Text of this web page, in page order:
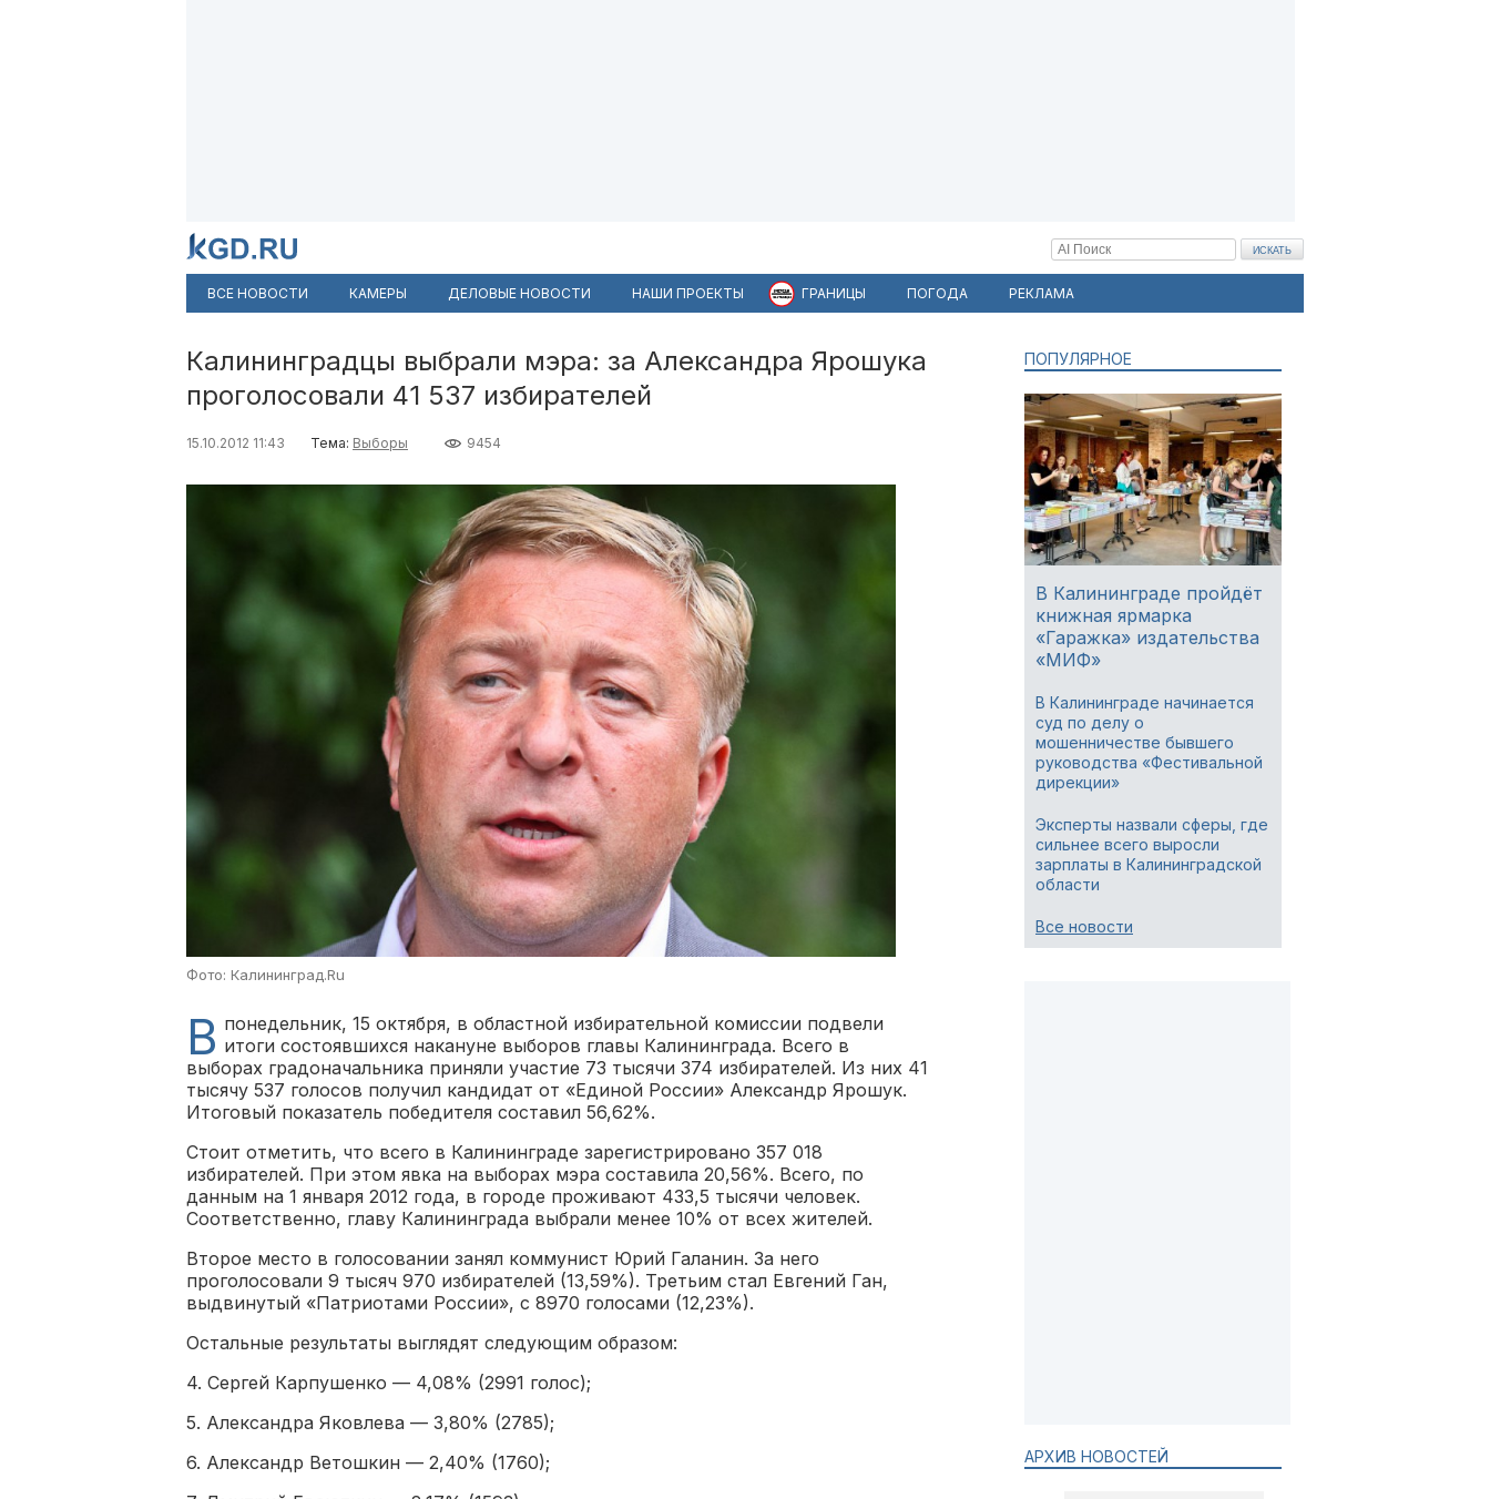
ВСЕ НОВОСТИ КАМЕРЫ ДЕЛОВЫЕ НОВОСТИ НАШИ ПРОЕКТЫ ГРАНИЦЫ ПОГОДА РЕКЛАМА
Калининградцы выбрали мэра: за Александра Ярошука
проголосовали 41 537 избирателей
15.10.2012 11:43 Тема: Выборы 9454
Фото: Калининград.Ru
В понедельник, 15 октября, в областной избирательной комиссии подвели
итоги состоявшихся накануне выборов главы Калининграда. Всего в
выборах градоначальника приняли участие 73 тысячи 374 избирателей. Из них 41
тысячу 537 голосов получил кандидат от «Единой России» Александр Ярошук.
Итоговый показатель победителя составил 56,62%.
Стоит отметить, что всего в Калининграде зарегистрировано 357 018
избирателей. При этом явка на выборах мэра составила 20,56%. Всего, по
данным на 1 января 2012 года, в городе проживают 433,5 тысячи человек.
Соответственно, главу Калининграда выбрали менее 10% от всех жителей.
Второе место в голосовании занял коммунист Юрий Галанин. За него
проголосовали 9 тысяч 970 избирателей (13,59%). Третьим стал Евгений Ган,
выдвинутый «Патриотами России», с 8970 голосами (12,23%).
Остальные результаты выглядят следующим образом:
4. Сергей Карпушенко — 4,08% (2991 голос);
5. Александра Яковлева — 3,80% (2785);
6. Александр Ветошкин — 2,40% (1760);
ПОПУЛЯРНОЕ
В Калининграде пройдёт
книжная ярмарка
«Гаражка» издательства
«МИФ»
В Калининграде начинается
суд по делу о
мошенничестве бывшего
руководства «Фестивальной
дирекции»
Эксперты назвали сферы, где
сильнее всего выросли
зарплаты в Калининградской
области
Все новости
АРХИВ НОВОСТЕЙ